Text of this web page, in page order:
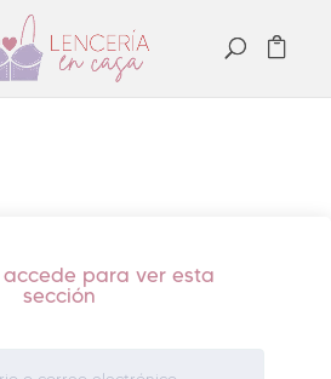
accede para ver esta
sección